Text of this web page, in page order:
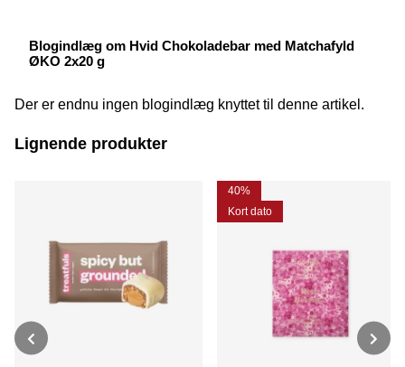
Blogindlæg om Hvid Chokoladebar med Matchafyld
ØKO 2x20 g
Der er endnu ingen blogindlæg knyttet til denne artikel.
Lignende produkter
40%
Kort dato